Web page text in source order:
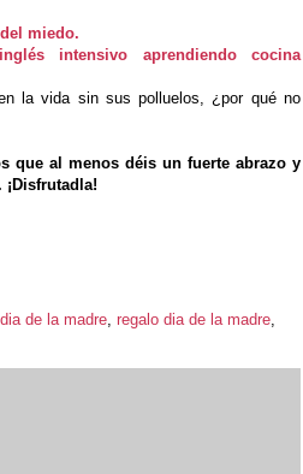
del miedo.
intensivo aprendiendo cocina
la vida sin sus polluelos, ¿por qué no
que al menos déis un fuerte abrazo y
de la madre, regalo dia de la madre,